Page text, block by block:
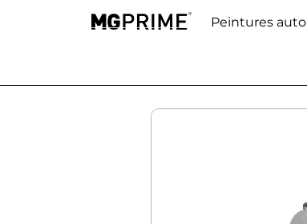
Peintures auto